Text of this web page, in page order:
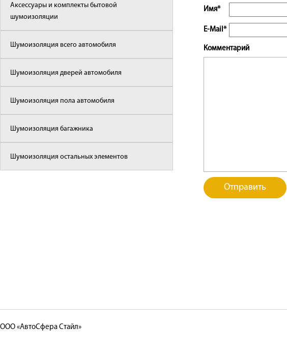
Аксессуары и комплекты бытовой
шумоизоляции
Шумоизоляция всего автомобиля
Шумоизоляция дверей автомобиля
Шумоизоляция пола автомобиля
Шумоизоляция багажника
Шумоизоляция остальных элементов
Имя*
E-Mail*
Комментарий
ООО «АвтоСфера Стайл»